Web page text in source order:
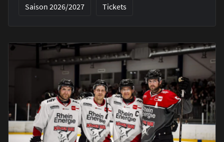
Saison 2026/2027 Tickets